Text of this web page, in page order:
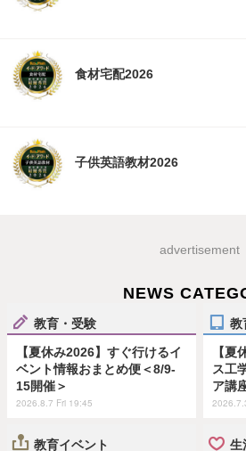
食材宅配2026
子供英語教材2026
advertisement
NEWS
教育・受験
【夏休み2026】すぐ行けるイ
ベント情報おまとめ便＜8/9-
15開催＞
2026.8.7 Fri 19:45
教
【
ス工
ア講
教育イベント 生